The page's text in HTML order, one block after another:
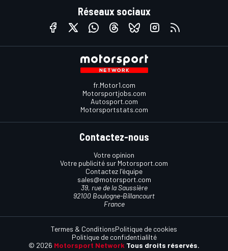
Réseaux sociaux
fr.Motor1.com
Motorsportjobs.com
Autosport.com
Motorsportstats.com
Contactez-nous
Votre opinion
Votre publicité sur Motorsport.com
Contactez l'équipe
sales@motorsport.com
39, rue de la Saussière
92100 Boulogne-Billancourt
France
© 2026 Motorsport Network Tous droits réservés.
Termes & ConditionsPolitique de cookies
Politique de confidentialilté